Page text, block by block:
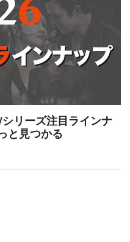
シリーズ注目ラインナ
と見つかる